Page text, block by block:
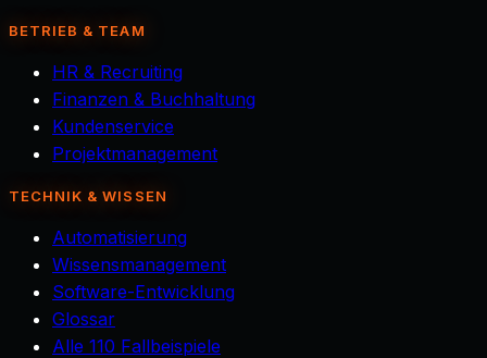
BETRIEB & TEAM
HR & Recruiting
Finanzen & Buchhaltung
Kundenservice
Projektmanagement
TECHNIK & WISSEN
Automatisierung
Wissensmanagement
Software-Entwicklung
Glossar
Alle 110 Fallbeispiele